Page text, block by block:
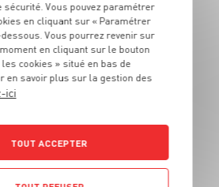
OFFRE APP
3€
-0,50€
Soit
2€
99
soit 8€54 le kg - au lieu de 9€97 le kg
NOS PROMOTIONS
sécurité. Vous pouvez paramétrer
en cliquant sur « Paramétrer
Vous pourrez revenir sur
en cliquant sur le bouton
cookies » situé en bas de
en savoir plus sur la gestion des
ici
TOUT ACCEPTER